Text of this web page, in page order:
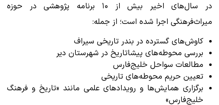
در سال‌های اخیر بیش از ۱۰ برنامه پژوهشی در حوزه
میراث‌فرهنگی اجرا شده است؛ از جمله:
کاوش‌های گسترده در بندر تاریخی سیراف
بررسی محوطه‌های پیشاتاریخ در شهرستان دیر
مطالعات سواحل خلیج‌فارس
تعیین حریم محوطه‌های تاریخی
برگزاری همایش‌ها و رویدادهای علمی مانند «تاریخ و فرهنگ
خلیج‌فارس»